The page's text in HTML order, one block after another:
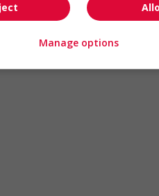
Santé
Manage options